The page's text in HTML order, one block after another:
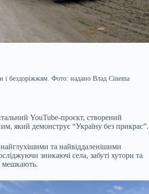
і бездоріжжям. Фото: надано Влад Cinema
YouTube-проєкт, створений
який демонструє “Україну без прикрас”.
та найвіддаленішими
зникаючі села, забуті хутори та
мешкають.